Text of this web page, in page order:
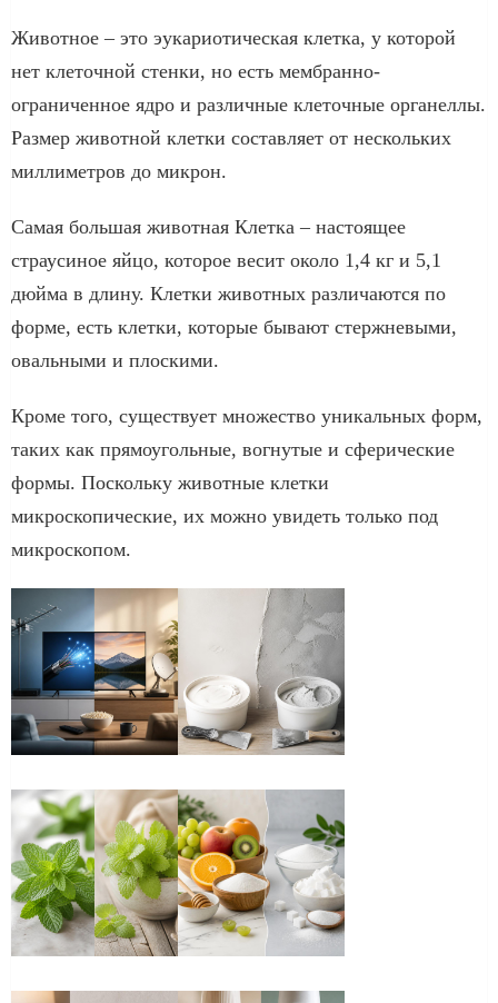
Животное – это эукариотическая клетка, у которой
нет клеточной стенки, но есть мембранно-
ограниченное ядро ​​и различные клеточные органеллы.
Размер животной клетки составляет от нескольких
миллиметров до микрон.
Самая большая животная Клетка – настоящее
страусиное яйцо, которое весит около 1,4 кг и 5,1
дюйма в длину. Клетки животных различаются по
форме, есть клетки, которые бывают стержневыми,
овальными и плоскими.
Кроме того, существует множество уникальных форм,
таких как прямоугольные, вогнутые и сферические
формы. Поскольку животные клетки
микроскопические, их можно увидеть только под
микроскопом.